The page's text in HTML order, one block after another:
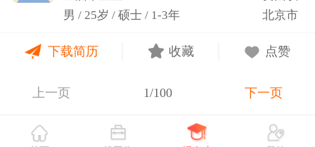
男 / 25岁 / 硕士 / 1-3年
北京市
下载简历 收藏 点赞
上一页 1/100 下一页